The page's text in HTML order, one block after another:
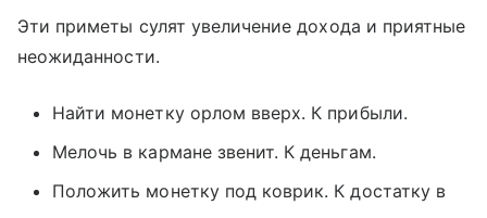
Эти приметы сулят увеличение дохода и приятные
неожиданности.
Найти монетку орлом вверх. К прибыли.
Мелочь в кармане звенит. К деньгам.
Положить монетку под коврик. К достатку в